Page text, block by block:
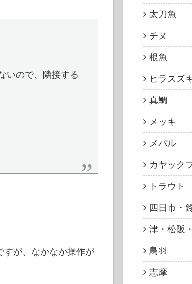
いので、隣接する
すが、なかなか操作が
太刀魚
チヌ
根魚
ヒラスズ
真鯛
メッキ
メバル
カヤック
トラウト
四日市・
津・松阪
鳥羽
志摩